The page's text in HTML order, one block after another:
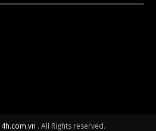
4h.com.vn . All Rights reserved.